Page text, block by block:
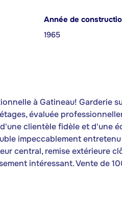
Année de
1965
à Gatineau! Garderie
évaluée
clientèle fidèle et d'une
impeccablement
central, remise extérieure
intéressant. Vente de